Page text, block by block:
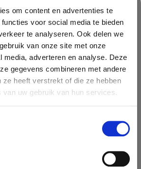
om content en advertenties te
voor social media te bieden
te analyseren. Ook delen we
van onze site met onze
media, adverteren en analyse. Deze
gegevens combineren met andere
ze heeft verstrekt of die ze hebben
uw gebruik van hun services.
missen?
inspirerende tip of nieuwsbericht. Schrijf
AANMELDEN